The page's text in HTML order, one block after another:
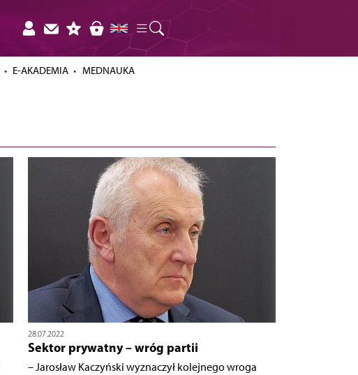
E-AKADEMIA MEDNAUKA
28.07.2022
Sektor prywatny – wróg partii
– Jarosław Kaczyński wyznaczył kolejnego wroga